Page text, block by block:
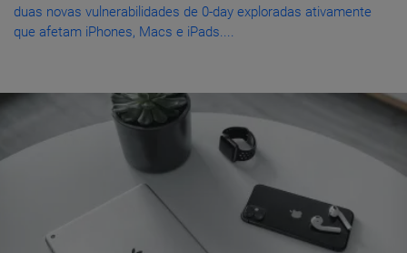
duas novas vulnerabilidades de 0-day exploradas ativamente
que afetam iPhones, Macs e iPads....